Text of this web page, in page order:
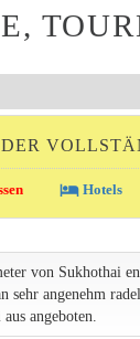
DER
local_hotelHotels
von Sukhothai
sehr angenehm
angeboten.